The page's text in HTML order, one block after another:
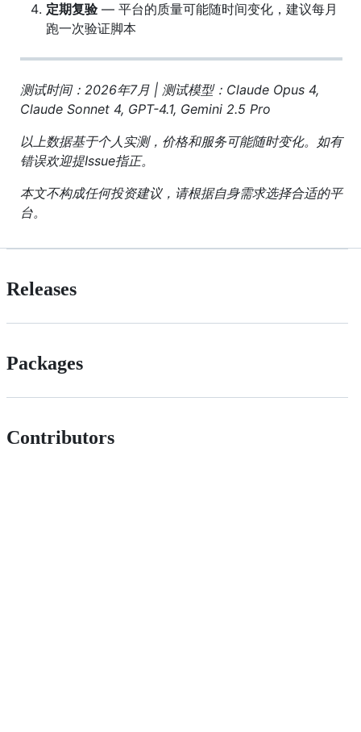
定期复验— 平台的质量可能随时间变化，建议每月
跑一次验证脚本
测试时间：2026年7月 | 测试模型：Claude Opus 4,
Claude Sonnet 4, GPT-4.1, Gemini 2.5 Pro
以上数据基于个人实测，价格和服务可能随时变化。如有
错误欢迎提Issue指正。
本文不构成任何投资建议，请根据自身需求选择合适的平
台。
Releases
Packages
Contributors